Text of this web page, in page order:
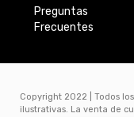
Preguntas
Frecuentes
Copyright 2022 | Todos
ilustrativas. La venta de